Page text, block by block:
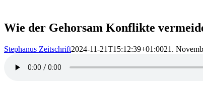
Wie der Gehorsam Konflikte
Stephanus Zeitschrift2024-11-21T15:12:39+01:0021.